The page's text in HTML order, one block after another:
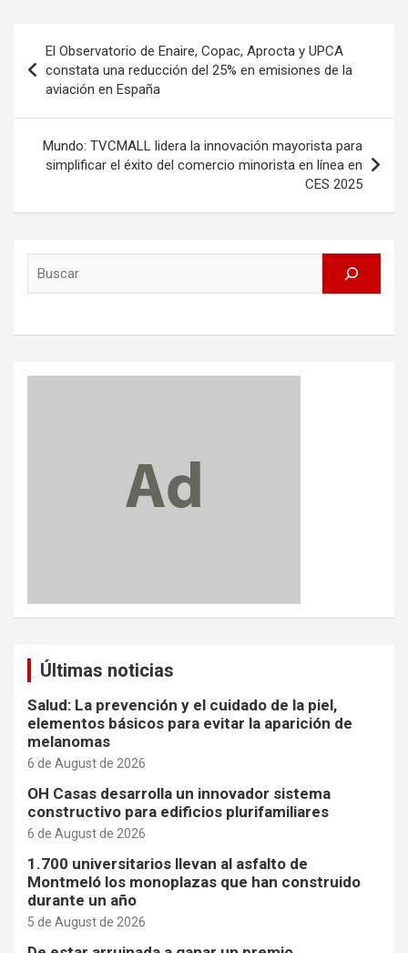
navigation
El Observatorio de Enaire, Copac, Aprocta y UPCA
constata una reducción del 25% en emisiones de la
aviación en España
Mundo: TVCMALL lidera la innovación mayorista para
simplificar el éxito del comercio minorista en línea en
CES 2025
Últimas noticias
Salud: La prevención y el cuidado de la piel,
elementos básicos para evitar la aparición de
melanomas
6 de August de 2026
OH Casas desarrolla un innovador sistema
constructivo para edificios plurifamiliares
6 de August de 2026
1.700 universitarios llevan al asfalto de
Montmeló los monoplazas que han construido
durante un año
5 de August de 2026